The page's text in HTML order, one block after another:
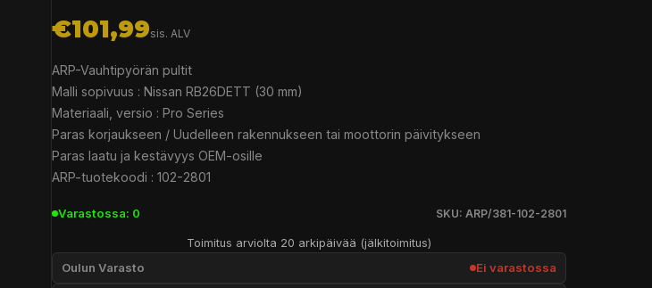
€101,99sis. ALV
ARP-Vauhtipyörän pultit
Malli sopivuus : Nissan RB26DETT (30 mm)
Materiaali, versio : Pro Series
Paras korjaukseen / Uudelleen rakennukseen tai moottorin päivitykseen
Paras laatu ja kestävyys OEM-osille
ARP-tuotekoodi : 102-2801
Varastossa: 0 SKU: ARP/381-102-2801
Toimitus arviolta 20 arkipäivää (jälkitoimitus)
Oulun Varasto Ei varastossa